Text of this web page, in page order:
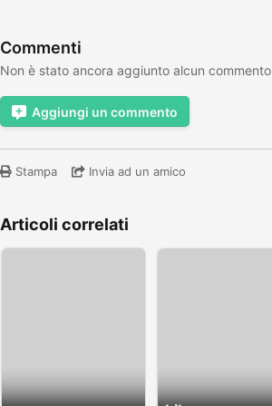
Commenti
Non è stato ancora aggiunto alcun commento
Aggiungi un commento
Stampa Invia ad un amico
Articoli correlati